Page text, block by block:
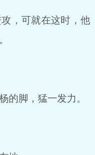
，可就在这时，他
的脚，猛一发力。